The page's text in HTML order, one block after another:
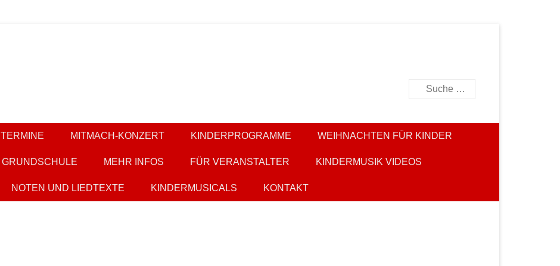
Suchen
TERMINE MITMACH-KONZERT KINDERPROGRAMME WEIHNACHTEN FÜR KINDER
GRUNDSCHULE MEHR INFOS FÜR VERANSTALTER KINDERMUSIK VIDEOS
NOTEN UND LIEDTEXTE KINDERMUSICALS KONTAKT